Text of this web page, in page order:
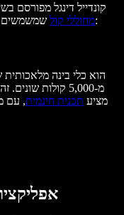
קונדייל דינגל מפורסם
מחוללי קולשמשמשים ליצירת ממים טרנדיים. הנה אחד הפופולריים:
מ-5,000 קולות
עוד ועוד קולות. Uberduck מציע תכנית חינמית